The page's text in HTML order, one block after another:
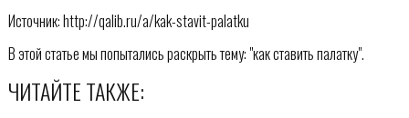
Источник: http://qalib.ru/a/kak-stavit-palatku
В этой статье мы попытались раскрыть тему: "как ставить палатку".
ЧИТАЙТЕ ТАКЖЕ: